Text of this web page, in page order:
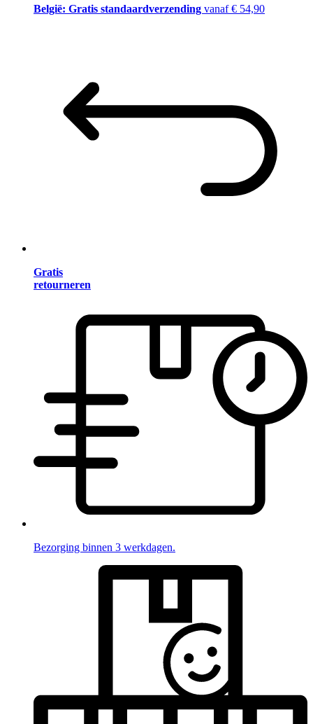
België: Gratis standaardverzending vanaf € 54,90
Gratis
retourneren
Bezorging binnen 3 werkdagen.